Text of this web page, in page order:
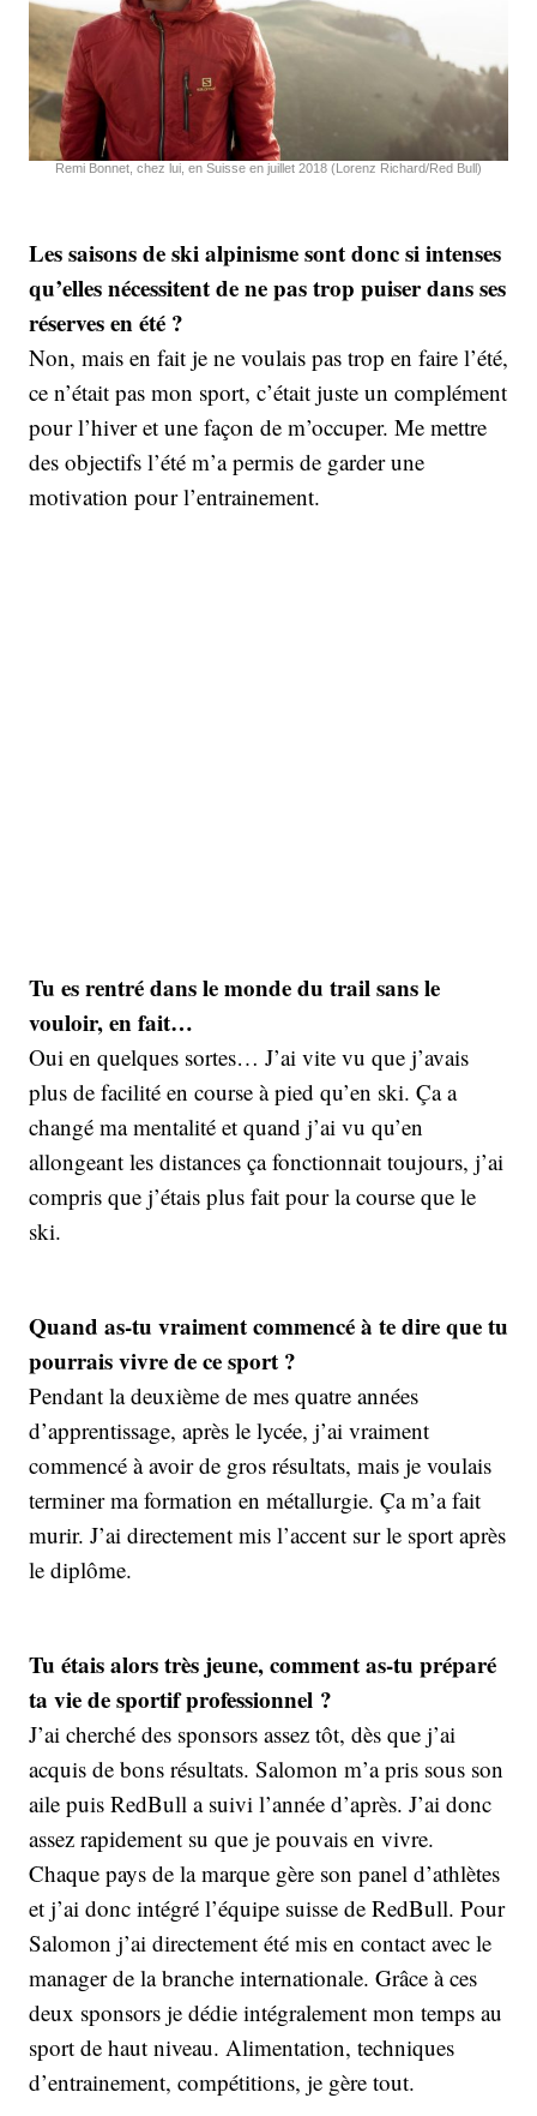
Remi Bonnet, chez lui, en Suisse en juillet 2018 (Lorenz Richard/Red Bull)
Les saisons de ski alpinisme sont donc si intenses
qu’elles nécessitent de ne pas trop puiser dans ses
réserves en été ?
Non, mais en fait je ne voulais pas trop en faire l’été,
ce n’était pas mon sport, c’était juste un complément
pour l’hiver et une façon de m’occuper. Me mettre
des objectifs l’été m’a permis de garder une
motivation pour l’entrainement.
Tu es rentré dans le monde du trail sans le
vouloir, en fait…
Oui en quelques sortes… J’ai vite vu que j’avais
plus de facilité en course à pied qu’en ski. Ça a
changé ma mentalité et quand j’ai vu qu’en
allongeant les distances ça fonctionnait toujours, j’ai
compris que j’étais plus fait pour la course que le
ski.
Quand as-tu vraiment commencé à te dire que tu
pourrais vivre de ce sport ?
Pendant la deuxième de mes quatre années
d’apprentissage, après le lycée, j’ai vraiment
commencé à avoir de gros résultats, mais je voulais
terminer ma formation en métallurgie. Ça m’a fait
murir. J’ai directement mis l’accent sur le sport après
le diplôme.
Tu étais alors très jeune, comment as-tu préparé
ta vie de sportif professionnel ?
J’ai cherché des sponsors assez tôt, dès que j’ai
acquis de bons résultats. Salomon m’a pris sous son
aile puis RedBull a suivi l’année d’après. J’ai donc
assez rapidement su que je pouvais en vivre.
Chaque pays de la marque gère son panel d’athlètes
et j’ai donc intégré l’équipe suisse de RedBull. Pour
Salomon j’ai directement été mis en contact avec le
manager de la branche internationale. Grâce à ces
deux sponsors je dédie intégralement mon temps au
sport de haut niveau. Alimentation, techniques
d’entrainement, compétitions, je gère tout.